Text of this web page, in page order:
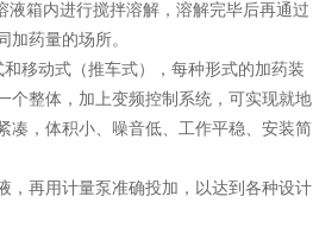
液箱内进行搅拌溶解，溶解完毕后再通过
药量的场所。
移动式（推车式），每种形式的加药装
个整体，加上变频控制系统，可实现就地
凑，体积小、噪音低、工作平稳、安装简
，再用计量泵准确投加，以达到各种设计